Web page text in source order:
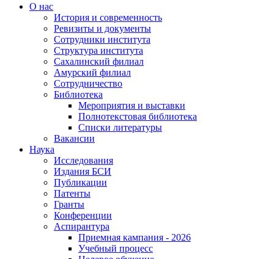
О нас
История и современность
Ревизиты и документы
Сотрудники института
Структура института
Сахалинский филиал
Амурский филиал
Сотрудничество
Библиотека
Мероприятия и выставки
Полнотекстовая библиотека
Списки литературы
Вакансии
Наука
Исследования
Издания БСИ
Публикации
Патенты
Гранты
Конференции
Аспирантура
Приемная кампания - 2026
Учебный процесс